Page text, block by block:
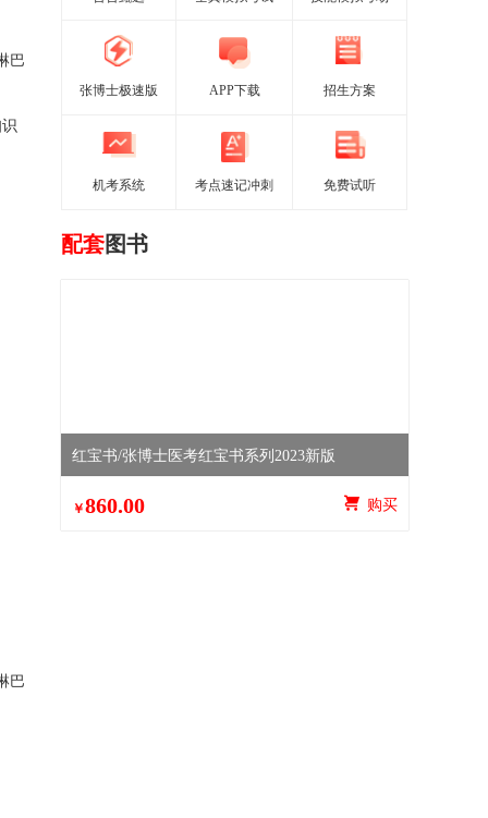
巴
巴
张博士极速版 APP下载 招生方案
机考系统 考点速记冲刺 免费试听
配套图书
红宝书/张博士医考红宝书系列2023新版
￥860.00  购买